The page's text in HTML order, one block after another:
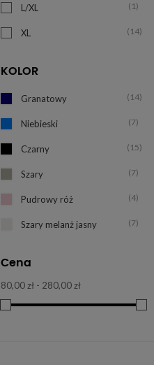
L/XL (1)
XL (14)
KOLOR
Granatowy (14)
Niebieski (7)
Czarny (15)
Szary (7)
Pudrowy róż (4)
Szary melanż jasny (7)
Cena
80,00 zł - 280,00 zł